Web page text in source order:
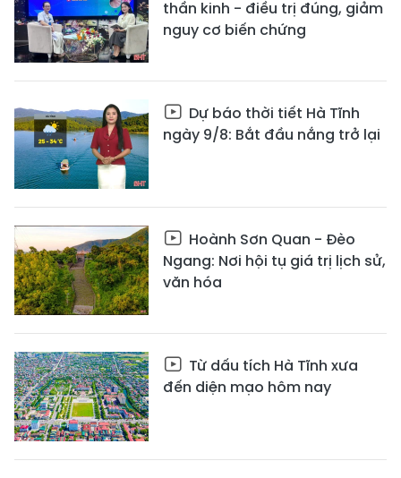
thần kinh - điều trị đúng, giảm
nguy cơ biến chứng
Dự báo thời tiết Hà Tĩnh
ngày 9/8: Bắt đầu nắng trở lại
Hoành Sơn Quan - Đèo
Ngang: Nơi hội tụ giá trị lịch sử,
văn hóa
Từ dấu tích Hà Tĩnh xưa
đến diện mạo hôm nay